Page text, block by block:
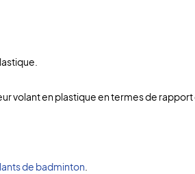
volant en plastique en termes de
de badminton